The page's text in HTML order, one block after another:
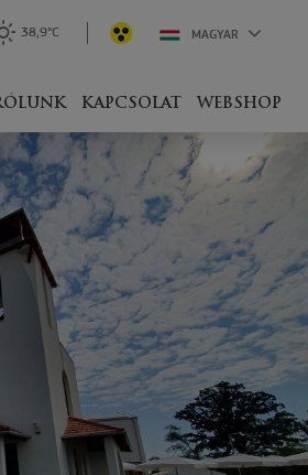
KAPCSOLAT WEBSHOP
38,9°C MAGYAR